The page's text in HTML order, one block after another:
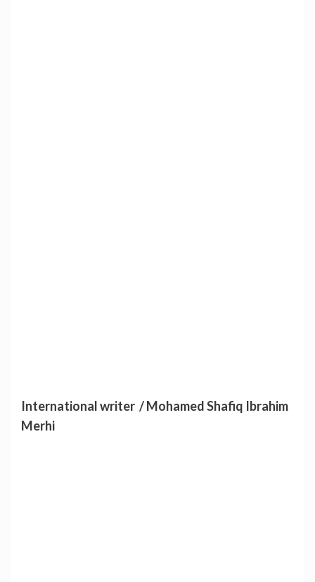
International writer / Mohamed Shafiq Ibrahim
Merhi